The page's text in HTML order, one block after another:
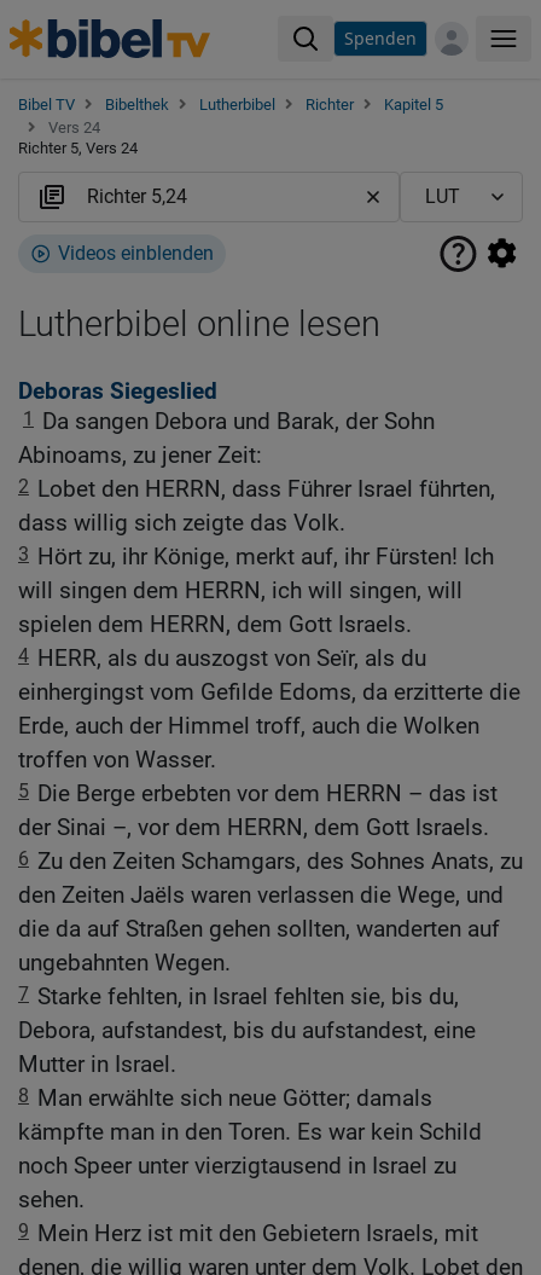
Spenden
Bibel TV Bibelthek Lutherbibel Richter
Kapitel 5
Vers 24
Richter 5, Vers 24
Videos einblenden
Lutherbibel online lesen
Deboras Siegeslied
1
Da sangen Debora und Barak, der Sohn
Abinoams, zu jener Zeit:
2 Lobet den HERRN, dass Führer Israel führten,
dass willig sich zeigte das Volk.
3 Hört zu, ihr Könige, merkt auf, ihr Fürsten! Ich
will singen dem HERRN, ich will singen, will
spielen dem HERRN, dem Gott Israels.
4 HERR, als du auszogst von Seïr, als du
einhergingst vom Gefilde Edoms, da erzitterte die
Erde, auch der Himmel troff, auch die Wolken
troffen von Wasser.
5 Die Berge erbebten vor dem HERRN – das ist
der Sinai –, vor dem HERRN, dem Gott Israels.
6 Zu den Zeiten Schamgars, des Sohnes Anats, zu
den Zeiten Jaëls waren verlassen die Wege, und
die da auf Straßen gehen sollten, wanderten auf
ungebahnten Wegen.
7 Starke fehlten, in Israel fehlten sie, bis du,
Debora, aufstandest, bis du aufstandest, eine
Mutter in Israel.
8 Man erwählte sich neue Götter; damals
kämpfte man in den Toren. Es war kein Schild
noch Speer unter vierzigtausend in Israel zu
sehen.
9 Mein Herz ist mit den Gebietern Israels, mit
denen, die willig waren unter dem Volk. Lobet den